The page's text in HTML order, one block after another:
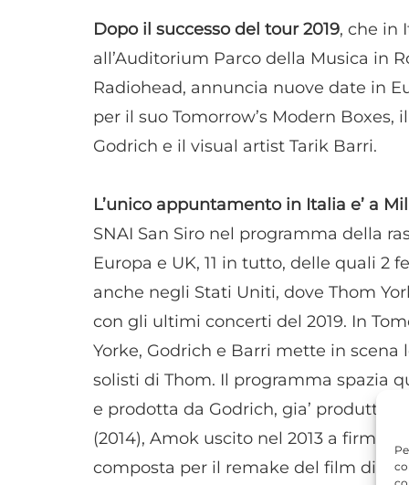
Dopo il successo del tour 2019, che in
all’Auditorium Parco della Musica in
Radiohead, annuncia nuove date in
per il suo Tomorrow’s Modern
Godrich e il visual artist Tarik Barri.
L’unico appuntamento in Italia e’ a
SNAI San Siro nel programma della
Europa e UK, 11 in tutto, delle quali 2
anche negli Stati Uniti, dove Thom
con gli ultimi concerti del 2019. In
Yorke, Godrich e Barri mette in
solisti di Thom. Il programma spazia
e prodotta da Godrich, gia’ produttore
(2014), Amok uscito nel 2013 a firma
composta per il remake del film di